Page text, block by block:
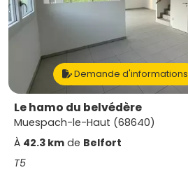
Demande d'informations
Le hamo du belvédère
Muespach-le-Haut (68640)
À 42.3 km de Belfort
T5